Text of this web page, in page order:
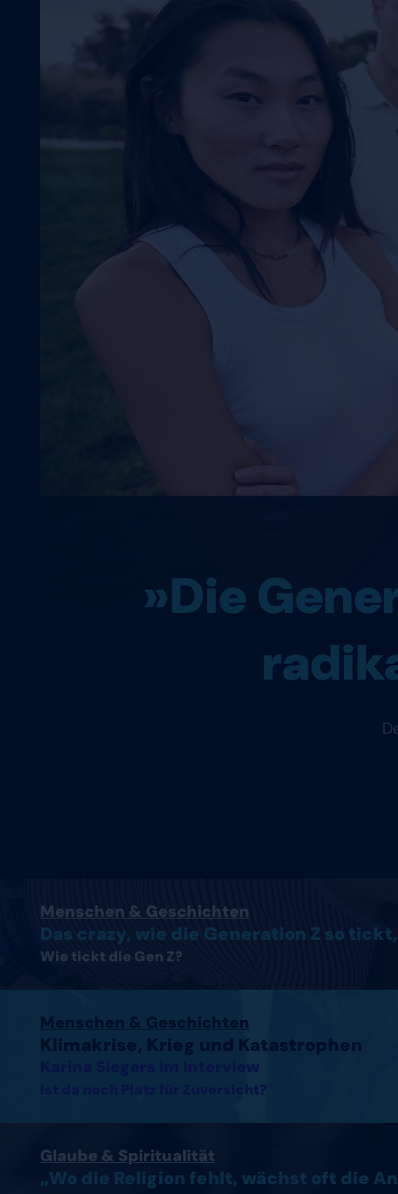
»Die
Menschen & Geschichten
Das crazy, wie die Generation Z so
Wie tickt die Gen Z?
Menschen & Geschichten
Klimakrise, Krieg und Katastrophen
Karina Siegers im Interview
Ist da noch Platz für Zuversicht?
Glaube & Spiritualität
„Wo die Religion fehlt, wächst oft die